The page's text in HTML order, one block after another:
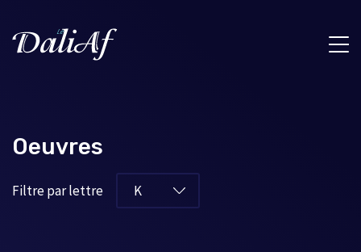
Oeuvres
Filtre par lettre